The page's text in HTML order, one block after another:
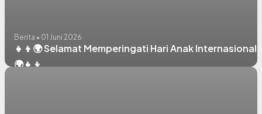
Berita • 01 Juni 2026
👧👦🌍 Selamat Memperingati Hari Anak Internasional
🌍👧👦